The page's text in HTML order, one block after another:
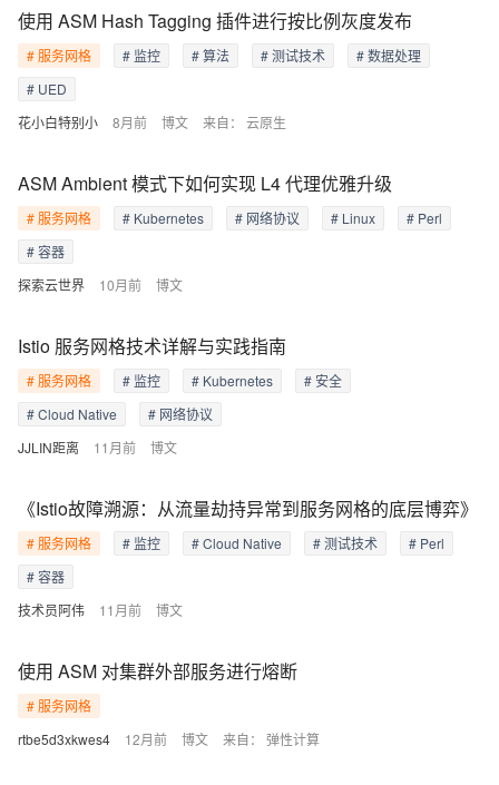
花小白特别小 8月前 博文 来自： 云原生
使用 ASM Hash Tagging 插件进行按比例灰度发布
# 服务网格 # 监控 # 算法 # 测试技术
# 数据处理
# UED
探索云世界 10月前 博文
ASM Ambient 模式下如何实现 L4 代理优雅升级
# 服务网格 # Kubernetes # 网络协议 # Linux
# Perl
# 容器
JJLIN距离 11月前 博文
Istio 服务网格技术详解与实践指南
# 服务网格 # 监控 # Kubernetes
# 安全
# Cloud Native
# 网络协议
技术员阿伟 11月前 博文
《Istio故障溯源：从流量劫持异常到服务网格的底层博弈》
# 服务网格 # 监控 # Cloud Native # 测试技术
# Perl
# 容器
rtbe5d3xkwes4 12月前 博文 来自： 弹性计算
使用 ASM 对集群外部服务进行熔断
# 服务网格